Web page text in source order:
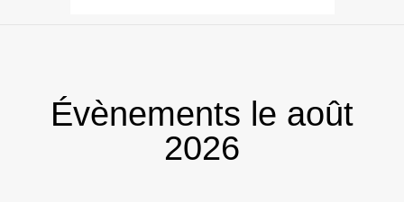
Évènements le août
2026